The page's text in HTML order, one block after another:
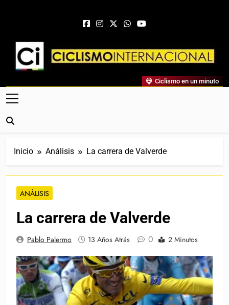
Ciclismo Internacional
Web Dedicada Al Ciclismo Mundial. Entrevistas, Análisis,
Crónicas, Previas Y Más. La Web Ciclista De Referencia.
Ciclismo en un minuto
Inicio Análisis La carrera de Valverde
ANÁLISIS
La carrera de Valverde
Pablo Palermo 13 Años Atrás 0 2 Minutos